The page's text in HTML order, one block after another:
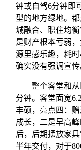
钟或自驾6分钟即
型的地方绿地。
城融合、职住均
是财产根本亏弱
源里感乐趣，耗
确实没有强调宣传
整个客堂和从
分钟。客堂面宽
丰硕，亮点四：
成长，二是早高
后，后期摆放家
半年交付，对于